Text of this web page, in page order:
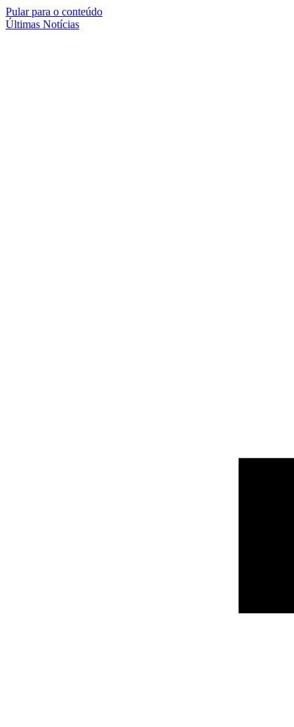
Pular para o conteúdo
Últimas Notícias